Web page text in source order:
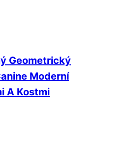
Geometrický
Moderní
A Kostmi